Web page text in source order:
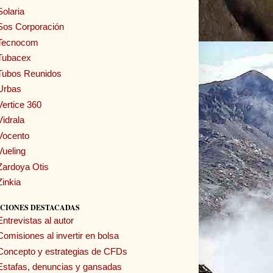
Corporación
Reunidos
360
Otis
DESTACADAS
al autor
al invertir en bolsa
y estrategias de CFDs
denuncias y gansadas